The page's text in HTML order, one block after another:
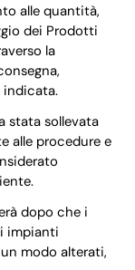
alle quantità,
dei Prodotti
la
indicata.
stata sollevata
alle procedure e
dopo che i
impianti
modo alterati,